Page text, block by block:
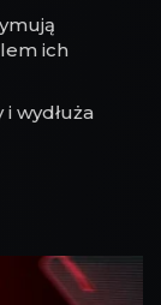
ich
wydłuża